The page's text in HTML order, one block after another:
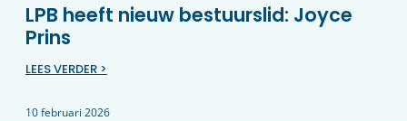
LPB heeft nieuw bestuurslid: Joyce
Prins
LEES VERDER >
10 februari 2026